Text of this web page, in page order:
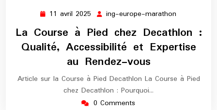
11 avril 2025 11
avril
2025
ing-europe-marathon
europe-
marathon
La Course à Pied chez Decathlon :
Qualité, Accessibilité et Expertise
au Rendez-vous
Article sur la Course à Pied Decathlon La Course à Pied
chez Decathlon : Pourquoi…
0 Comments